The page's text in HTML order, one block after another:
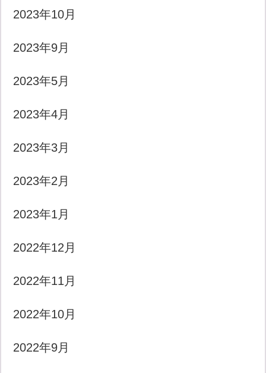
2023年10月
2023年9月
2023年5月
2023年4月
2023年3月
2023年2月
2023年1月
2022年12月
2022年11月
2022年10月
2022年9月